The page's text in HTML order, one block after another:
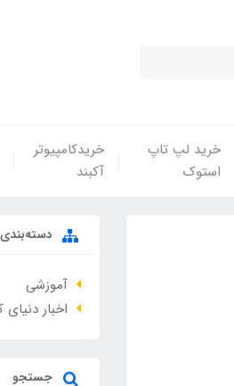
خرید لپ تاپ
استوک
خریدکامپیوتر
آکبند
دسته‌بندی
آموزشی
اخبار دنیای
جستجو